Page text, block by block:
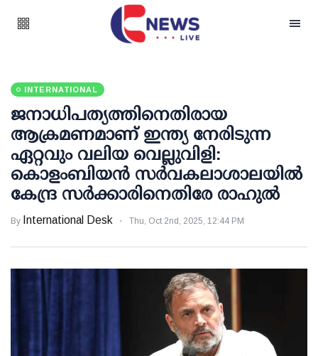
INTERNATIONAL
ജനാധിപത്യത്തിനെതിരായ
ആക്രമണമാണ് ഇന്ത്യ നേരിടുന്ന
ഏറ്റവും വലിയ വെല്ലുവിളി:
കൊളംബിയന്‍ സര്‍വകലാശാലയില്‍
കേന്ദ്ര സര്‍ക്കാരിനെതിരേ രാഹുല്‍
By International Desk Thu, Oct 2nd, 2025, 12:44 PM